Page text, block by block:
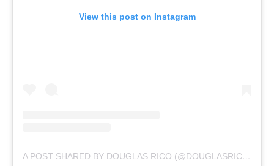
View this post on Instagram
A POST SHARED BY DOUGLAS RICO (@DOUGLASRICOVZLA)